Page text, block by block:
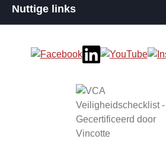
Nuttige links